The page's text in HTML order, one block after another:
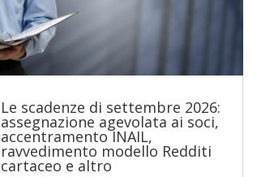
Le scadenze di settembre 2026:
assegnazione agevolata ai soci,
accentramento INAIL,
ravvedimento modello Redditi
cartaceo e altro